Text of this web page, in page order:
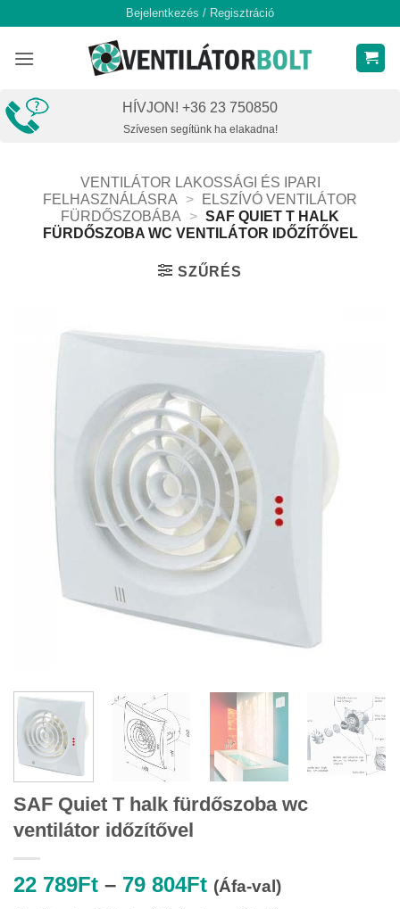
content
Bejelentkezés / Regisztráció
HÍVJON! +36 23 750850
Szívesen segítünk ha elakadna!
VENTILÁTOR LAKOSSÁGI ÉS IPARI
FELHASZNÁLÁSRA
>
ELSZÍVÓ VENTILÁTOR
FÜRDŐSZOBÁBA
> SAF QUIET T HALK
FÜRDŐSZOBA WC VENTILÁTOR IDŐZÍTŐVEL
SZŰRÉS
SAF Quiet T halk fürdőszoba wc
ventilátor időzítővel
22 789Ft – 79 804FtÁrtartomány:
(Áfa-val)